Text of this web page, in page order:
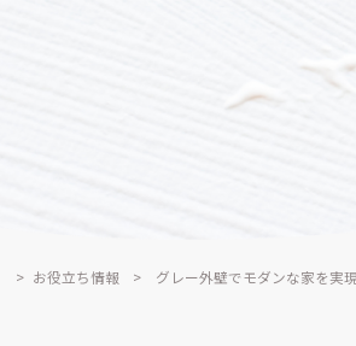
> お役立ち情報 > グレー外壁でモダンな家を実